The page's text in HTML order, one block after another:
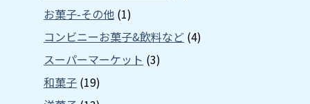
お菓子-その他 (1)
コンビニーお菓子&飲料など (4)
スーパーマーケット (3)
和菓子 (19)